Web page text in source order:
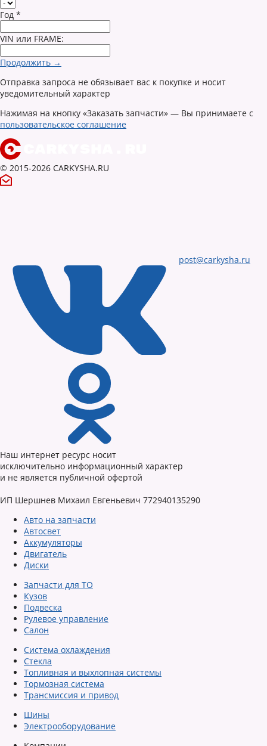
Год *
VIN или FRAME:
Продолжить →
Отправка запроса не обязывает вас к покупке и носит
уведомительный характер
Нажимая на кнопку «Заказать запчасти» — Вы принимаете с
пользовательское соглашение
© 2015-2026 CARKYSHA.RU
post@carkysha.ru
Наш интернет ресурс носит
исключительно информационный характер
и не является публичной офертой
ИП Шершнев Михаил Евгеньевич 772940135290
Авто на запчасти
Автосвет
Аккумуляторы
Двигатель
Диски
Запчасти для ТО
Кузов
Подвеска
Рулевое управление
Салон
Система охлаждения
Стекла
Топливная и выхлопная системы
Тормозная система
Трансмиссия и привод
Шины
Электрооборудование